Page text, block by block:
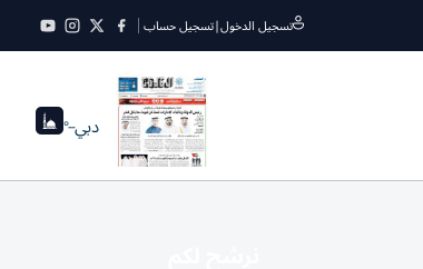
تسجيل الدخول|تسجيل حساب
دبي--°